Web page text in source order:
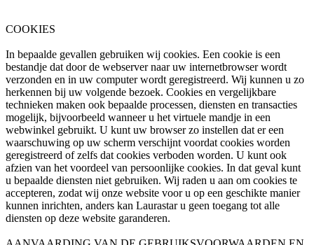
COOKIES
In bepaalde gevallen gebruiken wij cookies. Een cookie is een
bestandje dat door de webserver naar uw internetbrowser wordt
verzonden en in uw computer wordt geregistreerd. Wij kunnen u zo
herkennen bij uw volgende bezoek. Cookies en vergelijkbare
technieken maken ook bepaalde processen, diensten en transacties
mogelijk, bijvoorbeeld wanneer u het virtuele mandje in een
webwinkel gebruikt. U kunt uw browser zo instellen dat er een
waarschuwing op uw scherm verschijnt voordat cookies worden
geregistreerd of zelfs dat cookies verboden worden. U kunt ook
afzien van het voordeel van persoonlijke cookies. In dat geval kunt
u bepaalde diensten niet gebruiken. Wij raden u aan om cookies te
accepteren, zodat wij onze website voor u op een geschikte manier
kunnen inrichten, anders kan Laurastar u geen toegang tot alle
diensten op deze website garanderen.